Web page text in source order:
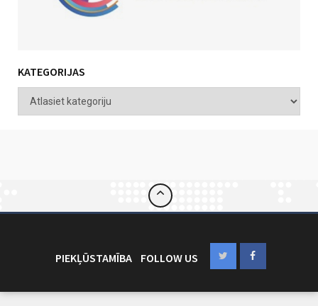
KATEGORIJAS
PIEKĻŪSTAMĪBA FOLLOW US